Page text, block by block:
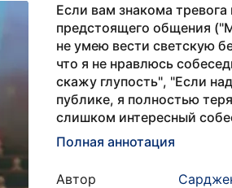
Если вам знакома тревога
предстоящего общения
не умею вести светскую
что я не нравлюсь
скажу глупость", "Если
публике, я полностью
слишком интересный
Полная аннотация
Автор